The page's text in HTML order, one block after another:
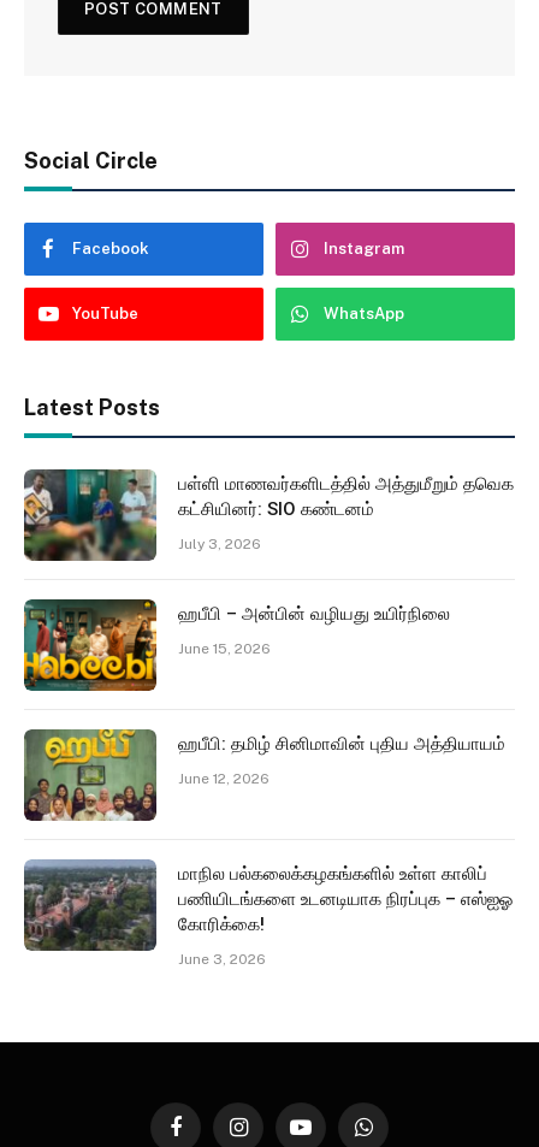
Social Circle
Facebook Instagram
YouTube WhatsApp
Latest Posts
பள்ளி மாணவர்களிடத்தில் அத்துமீறும் தவெக
கட்சியினர்: SIO கண்டனம்
July 3, 2026
ஹபீபி – அன்பின் வழியது உயிர்நிலை
June 15, 2026
ஹபீபி: தமிழ் சினிமாவின் புதிய அத்தியாயம்
June 12, 2026
மாநில பல்கலைக்கழகங்களில் உள்ள காலிப்
பணியிடங்களை உடனடியாக நிரப்புக – எஸ்ஐஓ
கோரிக்கை!
June 3, 2026
FacebookInstagramYouTubeWhatsApp